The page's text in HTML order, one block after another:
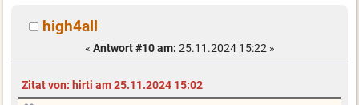
high4all
« Antwort #10 am: 25.11.2024 15:22 »
Zitat von: hirti am 25.11.2024 15:02